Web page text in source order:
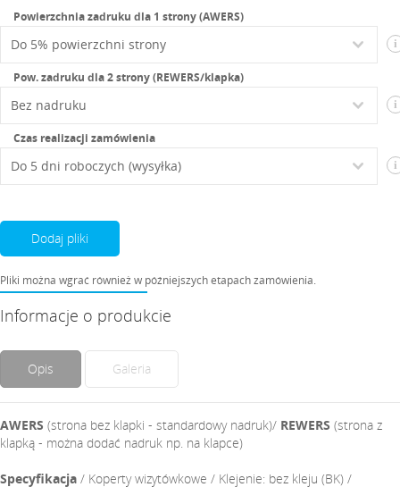
Powierzchnia zadruku dla 1 strony (AWERS)
i
Pow. zadruku dla 2 strony (REWERS/klapka)
i
Czas realizacji zamówienia
i
Dodaj pliki
Pliki można wgrać również w późniejszych etapach zamówienia.
Informacje o produkcie
Opis Galeria
AWERS (strona bez klapki - standardowy nadruk)/ REWERS (strona z
klapką - można dodać nadruk np. na klapce)
Specyfikacja / Koperty wizytówkowe / Klejenie: bez kleju (BK) /